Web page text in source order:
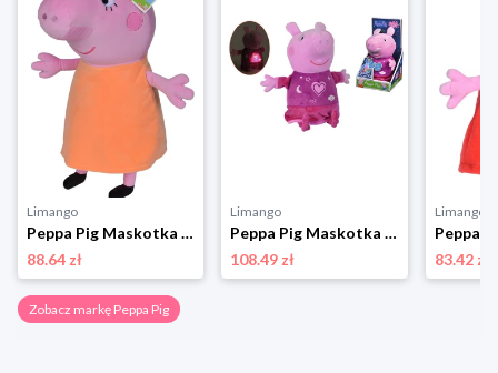
Limango
Peppa Pig Maskotka "Świnka Peppa" - 0+ rozmiar: onesize
88.64 zł
Limango
Peppa Pig Maskotka "Świnka Peppa" - 0+ rozmiar: onesize
108.49 zł
Limango
83.42 zł
Zobacz markę Peppa Pig